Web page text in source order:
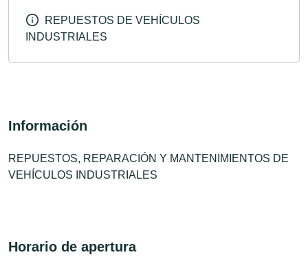
REPUESTOS DE VEHÍCULOS
INDUSTRIALES
Información
REPUESTOS, REPARACIÓN Y MANTENIMIENTOS DE
VEHÍCULOS INDUSTRIALES
Horario de apertura